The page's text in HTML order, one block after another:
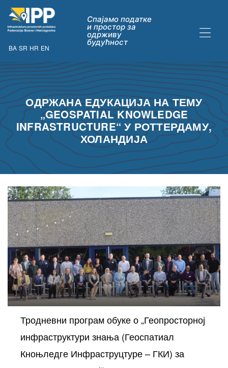
BA SR HR EN
Спајамо податке
и простор за
одрживу
будућност
ОДРЖАНА ЕДУКАЦИЈА НА ТЕМУ
„GEOSPATIAL KNOWLEDGE
INFRASTRUCTURE“ У РОТТЕРДАМУ,
ХОЛАНДИЈА
Тродневни програм обуке о „Геопросторној
инфраструктури знања (Геоспатиал
Кноњледге Инфраструцтуре – ГКИ) за
опћих